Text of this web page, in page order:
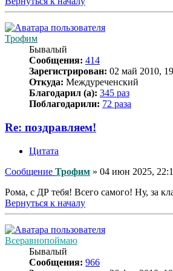
Трофим
Бывалый
Сообщения: 414
Зарегистрирован: 02 май 2010,
Откуда: Междуреченский
Благодарил (а): 345 раз
Поблагодарили: 72 раза
Re: поздравляем!
Цитата
Сообщение Трофим » 04 июн 2025,
Рома, с ДР тебя! Всего самого! Ну, за
Вернуться к началу
Всеравнопоймаю
Бывалый
Сообщения: 966